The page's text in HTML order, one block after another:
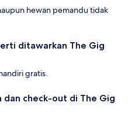
hewan pemandu tidak
ditawarkan The Gig
gratis.
dan check-out di The Gig